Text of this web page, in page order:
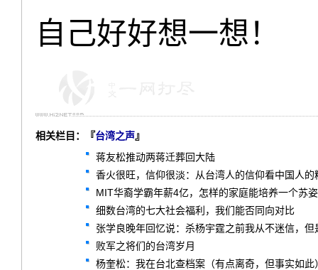
自己好好想一想！
相关栏目：『台湾之声』
蒋友松推动两蒋迁葬回大陆
香火很旺，信仰很淡：从台湾人的信仰看中国人的
MIT华裔学霸年薪4亿，怎样的家庭能培养一个苏
细数台湾的七大社会福利，我们能否同向对比
张学良晚年回忆说：杀杨宇霆之前我从不迷信，但
败军之将们的台湾岁月
杨奎松：我在台北查档案（有点离奇，但事实如此